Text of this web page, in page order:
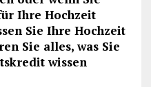
Ihre Hochzeit
Sie Ihre Hochzeit
Sie alles, was Sie
wissen